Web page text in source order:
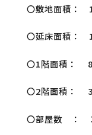
〇敷地面積
〇延床面積
〇1階面積：
〇2階面積：
〇部屋数 ：